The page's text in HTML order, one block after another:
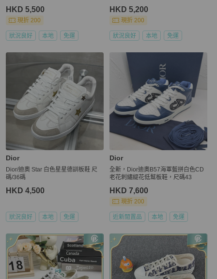
HKD 5,500
現折 200
狀況良好 本地 免運
HKD 5,200
現折 200
狀況良好 本地 免運
Dior
Dior/迪奧 Star 白色星星德訓板鞋 尺
碼/36碼
HKD 4,500
狀況良好 本地 免運
Dior
全新，Dior迪奧B57海軍藍拼白色CD
老花刺繡緹花低幫板鞋，尺碼43
HKD 7,600
現折 200
近新閒置品 本地 免運